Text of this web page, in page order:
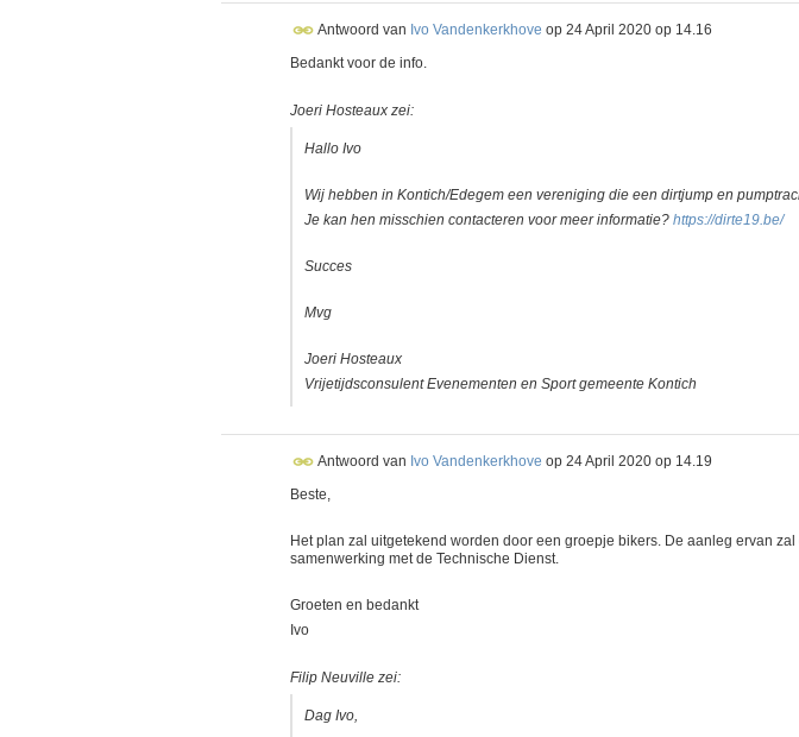
Antwoord van Ivo Vandenkerkhove op 24 April 2020 op 14.16
Bedankt voor de info.
Joeri Hosteaux zei:
Hallo Ivo
Wij hebben in Kontich/Edegem een vereniging die een dirtjump en
Je kan hen misschien contacteren voor meer informatie? https://dirte19.be/
Succes
Mvg
Joeri Hosteaux
Vrijetijdsconsulent Evenementen en Sport gemeente Kontich
Antwoord van Ivo Vandenkerkhove op 24 April 2020 op 14.19
Beste,
Het plan zal uitgetekend worden door een groepje bikers. De aanleg ervan
samenwerking met de Technische Dienst.
Groeten en bedankt
Ivo
Filip Neuville zei:
Dag Ivo,